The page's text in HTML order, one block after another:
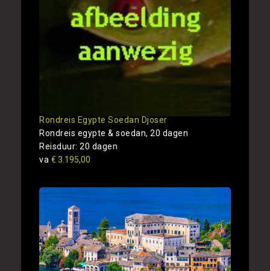
Rondreis Egypte Soedan Djoser
Rondreis egypte & soedan, 20 dagen
Reisduur: 20 dagen
va € 3.195,00